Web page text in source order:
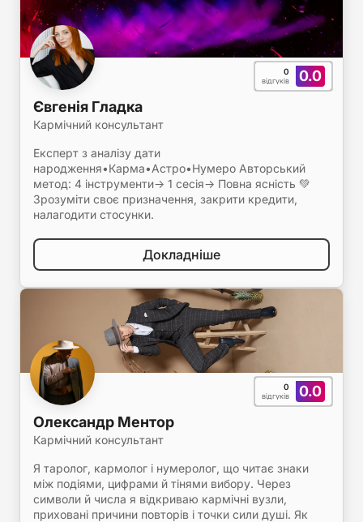
0.0
0
відгуків
Євгенія Гладка
Кармічний консультант
Експерт з аналізу дати
народження•Карма•Астро•Нумеро Авторський
метод: 4 інструменти-> 1 сесія-> Повна ясність 💚
Зрозуміти своє призначення, закрити кредити,
налагодити стосунки.
Докладніше
0.0
0
відгуків
Олександр Ментор
Кармічний консультант
Я таролог, кармолог і нумеролог, що читає знаки
між подіями, цифрами й тінями вибору. Через
символи й числа я відкриваю кармічні вузли,
приховані причини повторів і точки сили душі. Як